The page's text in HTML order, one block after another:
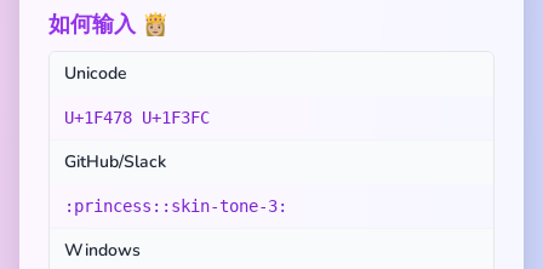
如何输入 👸🏼
Unicode
U+1F478 U+1F3FC
GitHub/Slack
:princess::skin-tone-3:
Windows